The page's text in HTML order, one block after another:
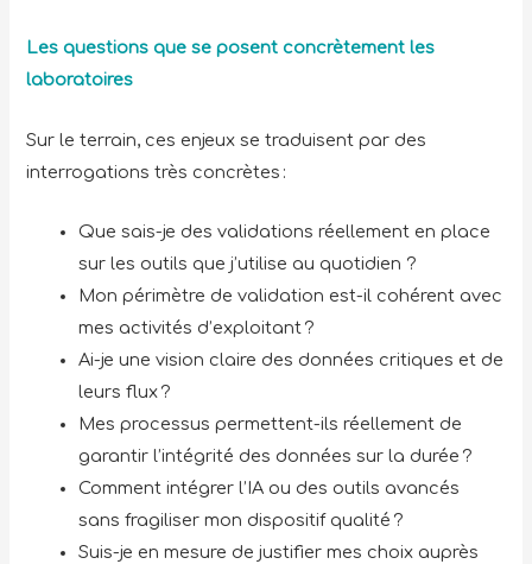
Les questions que se posent concrètement les
laboratoires
Sur le terrain, ces enjeux se traduisent par des
interrogations très concrètes :
Que sais-je des validations réellement en place
sur les outils que j’utilise au quotidien ?
Mon périmètre de validation est-il cohérent avec
mes activités d’exploitant ?
Ai-je une vision claire des données critiques et de
leurs flux ?
Mes processus permettent-ils réellement de
garantir l’intégrité des données sur la durée ?
Comment intégrer l’IA ou des outils avancés
sans fragiliser mon dispositif qualité ?
Suis-je en mesure de justifier mes choix auprès